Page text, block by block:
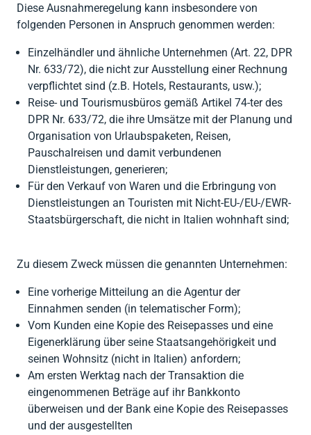
Steuerberatung
Zurück
Software
 Zurück
RENTRI
Batterien
Verpackung
Zurück
Diese Ausnahmeregelung kann insbesondere von
folgenden Personen in Anspruch genommen werden:
Einzelhändler und ähnliche Unternehmen (Art. 22, DPR
Nr. 633/72), die nicht zur Ausstellung einer Rechnung
verpflichtet sind (z.B. Hotels, Restaurants, usw.);
Reise- und Tourismusbüros gemäß Artikel 74-ter des
DPR Nr. 633/72, die ihre Umsätze mit der Planung und
Organisation von Urlaubspaketen, Reisen,
Pauschalreisen und damit verbundenen
Dienstleistungen, generieren;
Für den Verkauf von Waren und die Erbringung von
Dienstleistungen an Touristen mit Nicht-EU-/EU-/EWR-
Staatsbürgerschaft, die nicht in Italien wohnhaft sind;
Zu diesem Zweck müssen die genannten Unternehmen:
Eine vorherige Mitteilung an die Agentur der
Einnahmen senden (in telematischer Form);
Vom Kunden eine Kopie des Reisepasses und eine
Eigenerklärung über seine Staatsangehörigkeit und
seinen Wohnsitz (nicht in Italien) anfordern;
Am ersten Werktag nach der Transaktion die
eingenommenen Beträge auf ihr Bankkonto
überweisen und der Bank eine Kopie des Reisepasses
und der ausgestellten